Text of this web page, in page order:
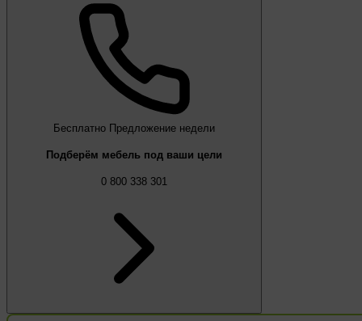
Бесплатно Предложение недели
Подберём мебель под ваши цели
0 800 338 301